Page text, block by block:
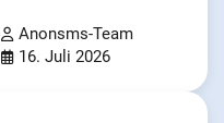
Anonsms-Team
16. Juli 2026